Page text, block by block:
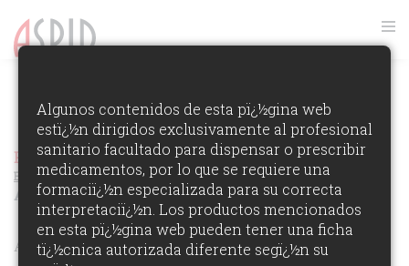
FOTOS GALA ASPID 2013
VER RANKING
Premios Aspid Espaï¿½a 2013Ver los Ganadores de la
Ediciï¿½n
Autopublicidad de Agencia
ÁREAS DE PARTICIPACIï¿½N:
Algunos contenidos de esta pï¿½gina web
estï¿½n dirigidos exclusivamente al profesional
sanitario facultado para dispensar o prescribir
medicamentos, por lo que se requiere una
formaciï¿½n especializada para su correcta
interpretaciï¿½n. Los productos mencionados
en esta pï¿½gina web pueden tener una ficha
tï¿½cnica autorizada diferente segï¿½n su